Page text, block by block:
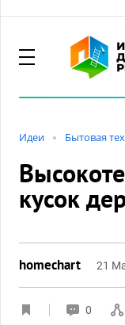
Идеи Бытовая
кусок
homechart 21
0